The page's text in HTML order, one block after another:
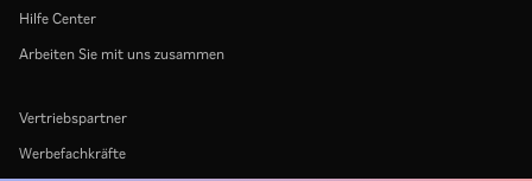
Hilfe Center
Arbeiten Sie mit uns zusammen
Vertriebspartner
Werbefachkräfte